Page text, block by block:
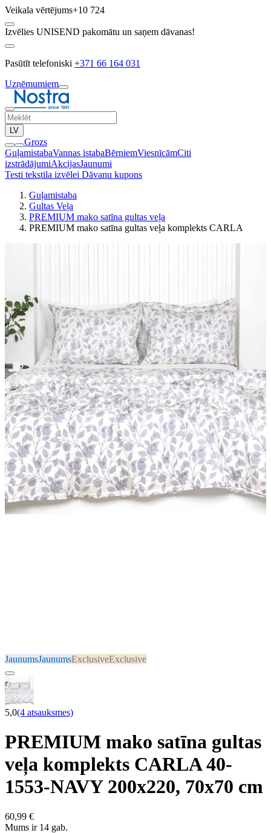
Veikala vērtējums+10 724
Izvēlies UNISEND pakomātu un saņem dāvanas!
Pasūtīt telefoniski +371 66 164 031
Uzņēmumiem
LV
Grozs
GuļamistabaVannas istabaBērniemViesnīcāmCiti
izstrādājumiAkcijasJaunumi
Testi tekstila izvēlei Dāvanu kupons
Guļamistaba
Gultas Veļa
PREMIUM mako satīna gultas veļa
PREMIUM mako satīna gultas veļa komplekts CARLA
JaunumsJaunumsExclusiveExclusive
5,0(4 atsauksmes)
PREMIUM mako satīna gultas
veļa komplekts CARLA 40-
1553-NAVY 200x220, 70x70 cm
60,99 €
Mums ir 14 gab.